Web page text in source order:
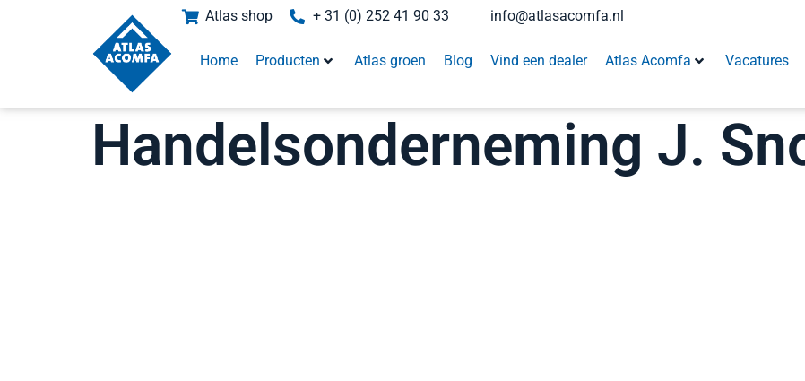
Atlas shop + 31 (0) 252 41 90 33 info@atlasacomfa.nl
Home Producten Atlas groen Blog Vind een dealer Atlas Acomfa Vacatures
Handelsonderneming J.